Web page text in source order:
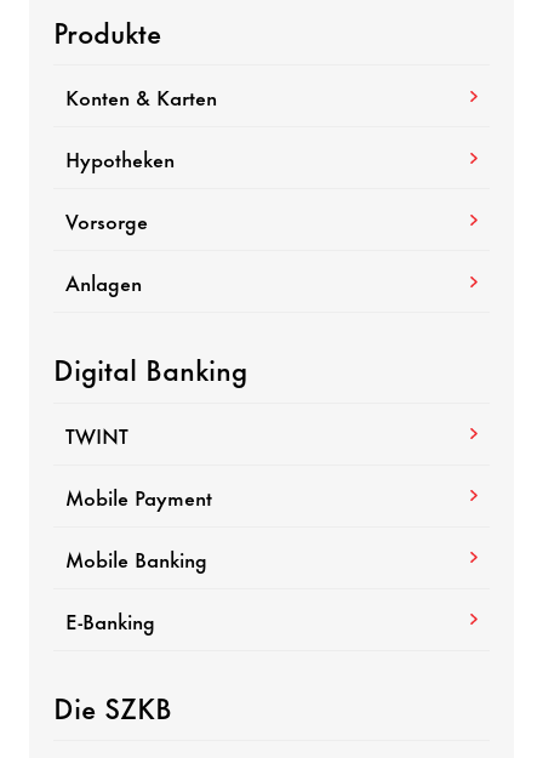
Produkte
Konten & Karten
Hypotheken
Vorsorge
Anlagen
Digital Banking
TWINT
Mobile Payment
Mobile Banking
E-Banking
Die SZKB